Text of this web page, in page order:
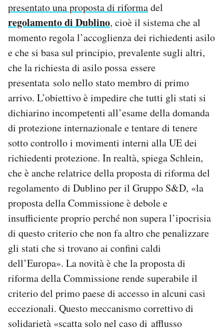
presentato una proposta di riformadel
regolamento di Dublino, cioè il sistema che al
momento regola l’accoglienza dei richiedenti asilo
e che si basa sul principio, prevalente sugli altri,
che la richiesta di asilo possa essere
presentata solo nello stato membro di primo
arrivo. L’obiettivo è impedire che tutti gli stati si
dichiarino incompetenti all’esame della domanda
di protezione internazionale e tentare di tenere
sotto controllo i movimenti interni alla UE dei
richiedenti protezione. In realtà, spiega Schlein,
che è anche relatrice della proposta di riforma del
regolamento di Dublino per il Gruppo S&D, «la
proposta della Commissione è debole e
insufficiente proprio perché non supera l’ipocrisia
di questo criterio che non fa altro che penalizzare
gli stati che si trovano ai confini caldi
dell’Europa». La novità è che la proposta di
riforma della Commissione rende superabile il
criterio del primo paese di accesso in alcuni casi
eccezionali. Questo meccanismo correttivo di
solidarietà «scatta solo nel caso di afflusso